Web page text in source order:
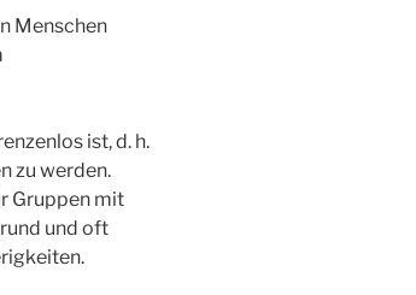
Menschen
ist, d. h.
zu werden.
Gruppen mit
und oft